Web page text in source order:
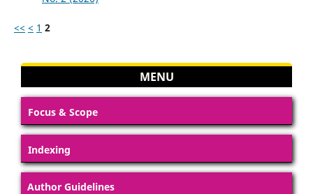
<< < 1 2
MENU
Focus & Scope
Indexing
Author Guidelines